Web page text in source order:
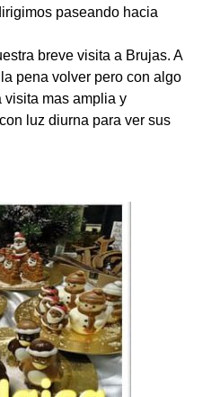
paseando hacia
breve visita a Brujas. A
pena volver pero con algo
visita mas amplia y
luz diurna para ver sus